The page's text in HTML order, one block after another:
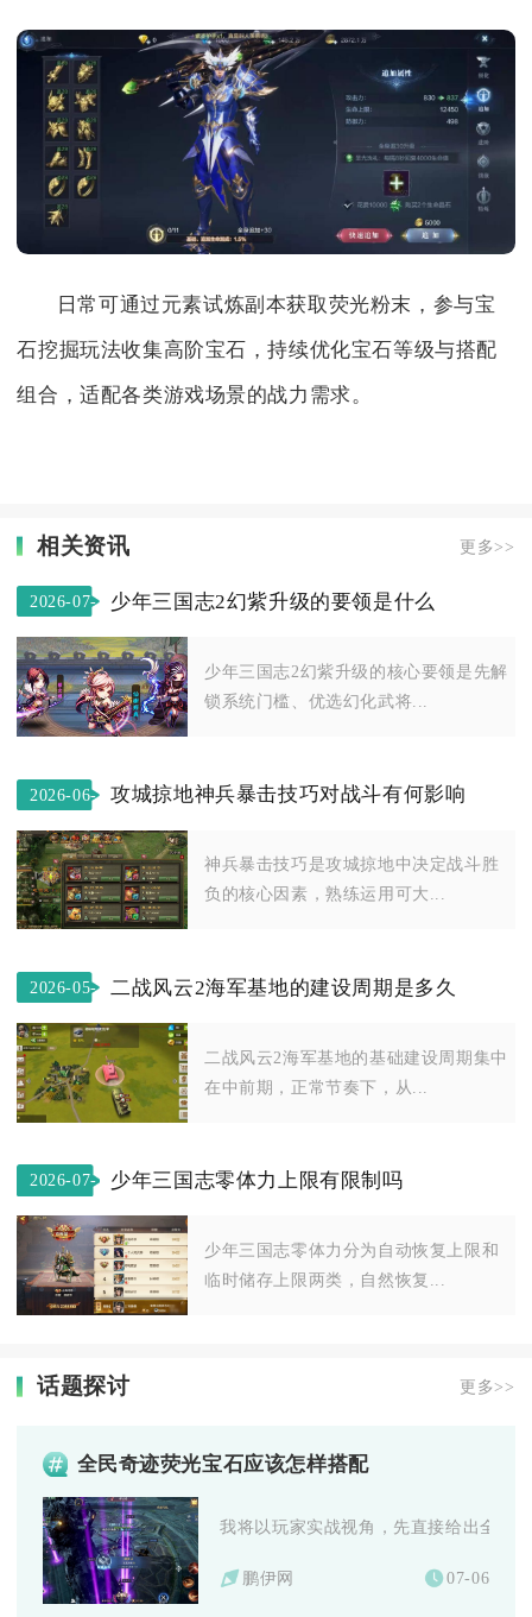
日常可通过元素试炼副本获取荧光粉末，参与宝
石挖掘玩法收集高阶宝石，持续优化宝石等级与搭配
组合，适配各类游戏场景的战力需求。
相关资讯 更多>>
2026-07-
少年三国志2幻紫升级的要领是什么
少年三国志2幻紫升级的核心要领是先解
锁系统门槛、优选幻化武将...
2026-06-
攻城掠地神兵暴击技巧对战斗有何影响
神兵暴击技巧是攻城掠地中决定战斗胜
负的核心因素，熟练运用可大...
2026-05-
二战风云2海军基地的建设周期是多久
二战风云2海军基地的基础建设周期集中
在中前期，正常节奏下，从...
2026-07-
20
少年三国志零体力上限有限制吗
少年三国志零体力分为自动恢复上限和
临时储存上限两类，自然恢复...
话题探讨 更多>>
全民奇迹荧光宝石应该怎样搭配
我将以玩家实战视角，先直接给出全民
鹏伊网 07-06